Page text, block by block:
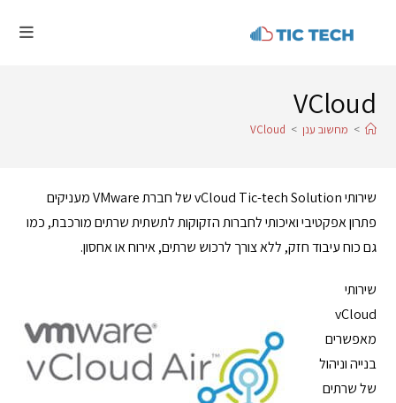
VCloud
> מחשוב ענן >
VCloud
שירותי vCloud Tic-tech Solution של חברת VMware מעניקים
פתרון אפקטיבי ואיכותי לחברות הזקוקות לתשתית שרתים מורכבת, כמו
גם כוח עיבוד חזק, ללא צורך לרכוש שרתים, אירוח או אחסון.
שירותי
vCloud
מאפשרים
בנייה וניהול
של שרתים